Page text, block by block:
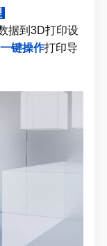
据到3D打印设
一键操作打印导